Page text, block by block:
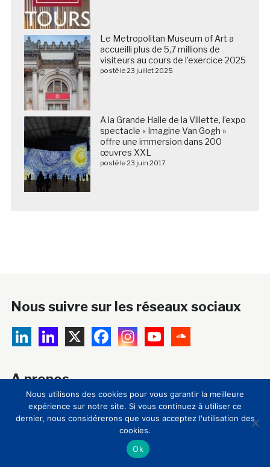
Le Metropolitan Museum of Art a
accueilli plus de 5,7 millions de
visiteurs au cours de l’exercice 2025
posté le 23 juillet 2025
A la Grande Halle de la Villette, l’expo
spectacle « Imagine Van Gogh »
offre une immersion dans 200
œuvres XXL
posté le 23 juin 2017
Nous suivre sur les réseaux sociaux
A propos
18 ans après sa création, le Club Innovation & Culture
CLIC est devenu la principale plateforme
francophone de veille, d’information, de formation et
de mutualisation sur l’innovation technologique et
Nous utilisons des cookies pour vous garantir la meilleure
expérience sur notre site. Si vous continuez à utiliser ce
dernier, nous considérerons que vous acceptez l'utilisation des
cookies.
Ok